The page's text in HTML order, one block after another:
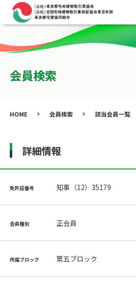
会員検索
HOME 会員検索 該当会員一覧
詳細情報
免許証番号 知事（12）35179
会員種別 正会員
所属ブロック 第五ブロック